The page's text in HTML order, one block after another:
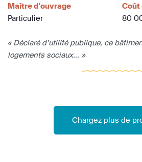
Maître d'ouvrage
Particulier
Coût
80
« Déclaré d’utilité publique, ce
logements sociaux... »
Chargez plus de